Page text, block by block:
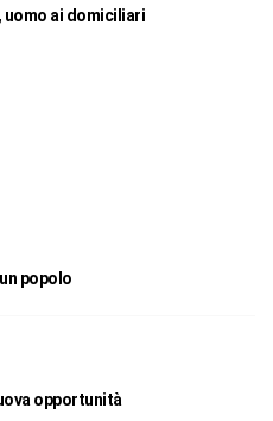
uomo ai domiciliari
popolo
opportunità